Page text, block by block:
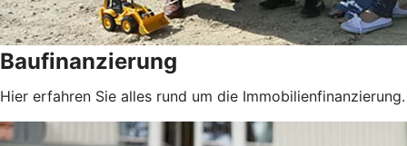
Baufinanzierung
Hier erfahren Sie alles rund um die Immobilienfinanzierung.